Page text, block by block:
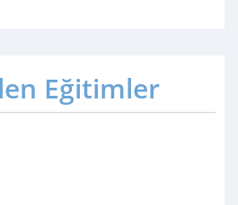
Eğitimler